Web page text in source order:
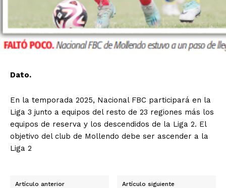
Diario los Andes
Nosotros
Prensa
Dato.
En la temporada 2025, Nacional FBC participará en la
Liga 3 junto a equipos del resto de 23 regiones más los
equipos de reserva y los descendidos de la Liga 2. El
objetivo del club de Mollendo debe ser ascender a la
Liga 2
Artículo anterior Artículo siguiente